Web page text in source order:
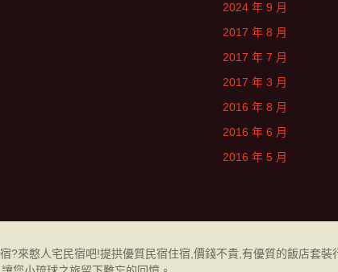
2024 年 9 月
2017 年 8 月
2017 年 7 月
2017 年 3 月
2016 年 8 月
2016 年 6 月
2016 年 5 月
來憨人宅民宿吧!提拱優質民宿住宿,價錢不貴,有優質的飯店套裝